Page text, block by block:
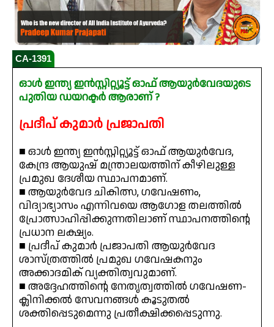
CA-1391
ഓൾ ഇന്ത്യ ഇൻസ്റ്റിറ്റ്യൂട്ട് ഓഫ് ആയുർവേദയുടെ
പുതിയ ഡയറക്ടർ ആരാണ് ?
പ്രദീപ് കുമാർ പ്രജാപതി
■ ഓൾ ഇന്ത്യ ഇൻസ്റ്റിറ്റ്യൂട്ട് ഓഫ് ആയുർവേദ,
കേന്ദ്ര ആയുഷ് മന്ത്രാലയത്തിന് കീഴിലുള്ള
പ്രമുഖ ദേശീയ സ്ഥാപനമാണ്.
■ ആയുർവേദ ചികിത്സ, ഗവേഷണം,
വിദ്യാഭ്യാസം എന്നിവയെ ആഗോള തലത്തിൽ
പ്രോത്സാഹിപ്പിക്കുന്നതിലാണ് സ്ഥാപനത്തിന്റെ
പ്രധാന ലക്ഷ്യം.
■ പ്രദീപ് കുമാർ പ്രജാപതി ആയുർവേദ
ശാസ്ത്രത്തിൽ പ്രമുഖ ഗവേഷകനും
അക്കാദമിക് വ്യക്തിത്വവുമാണ്.
■ അദ്ദേഹത്തിന്റെ നേതൃത്വത്തിൽ ഗവേഷണ-
ക്ലിനിക്കൽ സേവനങ്ങൾ കൂടുതൽ
ശക്തിപ്പെടുമെന്നു പ്രതീക്ഷിക്കപ്പെടുന്നു.